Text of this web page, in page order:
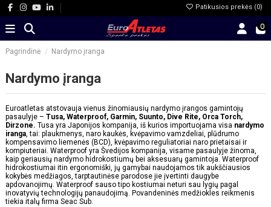
Patikusios prekės (0)
0
Pagrindinė Nardymo įranga
Nardymo įranga
Euroatletas atstovauja vienus žinomiausių nardymo įrangos gamintojų
pasaulyje – Tusa, Waterproof, Garmin, Suunto, Dive Rite, Orca Torch,
Dirzone. Tusa yra Japonijos kompanija, iš kurios importuojama visa nardymo
iranga, tai: plaukmenys, naro kaukės, kvėpavimo vamzdeliai, plūdrumo
kompensavimo liemenės (BCD), kvėpavimo reguliatoriai naro prietaisai ir
kompiuteriai. Waterproof yra Švedijos kompanija, visame pasaulyje žinoma,
kaip geriausių nardymo hidrokostiumų bei aksesuarų gamintoja. Waterproof
hidrokostiumai itin ergonomiški, jų gamybai naudojamos tik aukščiausios
kokybės medžiagos, tarptautinėse parodose jie įvertinti daugybe
apdovanojimų. Waterproof sauso tipo kostiumai neturi sau lygių pagal
inovatyvių technologijų panaudojimą. Povandeninės medžiokles reikmenis
tiekia italų firma Seac Sub.